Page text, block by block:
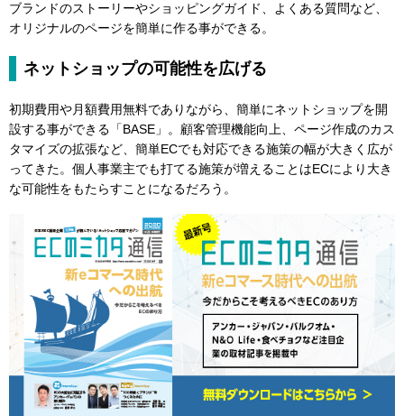
ブランドのストーリーやショッピングガイド、よくある質問など、
オリジナルのページを簡単に作る事ができる。
ネットショップの可能性を広げる
初期費用や月額費用無料でありながら、簡単にネットショップを開
設する事ができる「BASE」。顧客管理機能向上、ページ作成のカス
タマイズの拡張など、簡単ECでも対応できる施策の幅が大きく広が
ってきた。個人事業主でも打てる施策が増えることはECにより大き
な可能性をもたらすことになるだろう。